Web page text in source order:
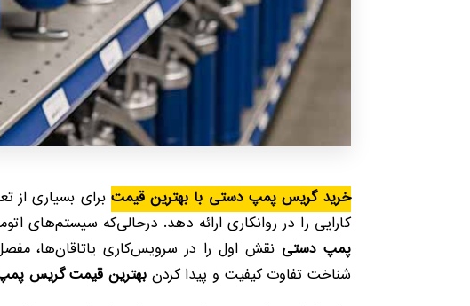
خرید گریس پمپ دستی با بهترین قیمت برای بسیاری از
کارایی را در روانکاری ارائه دهد. درحالی‌که سیستم‌های
پمپ دستی نقش اول را در سرویس‌کاری یاتاقان‌ها،
شناخت تفاوت کیفیت‌ و پیدا کردنبهترین قیمت گریس